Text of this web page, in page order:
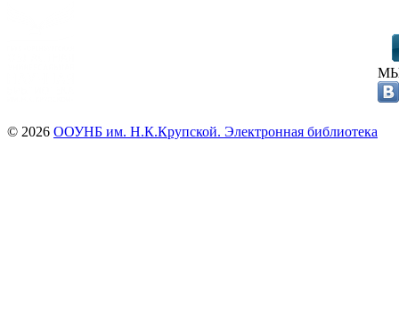
© 2026 ООУНБ им. Н.К.Крупской. Электронная библиотека